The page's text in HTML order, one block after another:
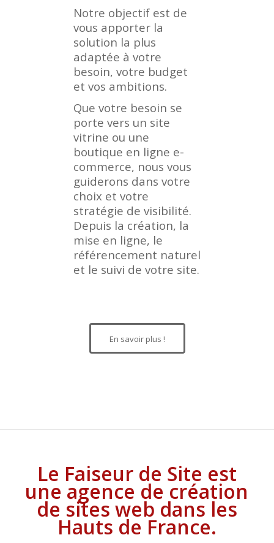
Notre objectif est de
vous apporter la
solution la plus
adaptée à votre
besoin, votre budget
et vos ambitions.
Que votre besoin se
porte vers un site
vitrine ou une
boutique en ligne e-
commerce, nous vous
guiderons dans votre
choix et votre
stratégie de visibilité.
Depuis la création, la
mise en ligne, le
référencement naturel
et le suivi de votre site.
En savoir plus !
Le Faiseur de Site est
une agence de création
de sites web dans les
Hauts de France.